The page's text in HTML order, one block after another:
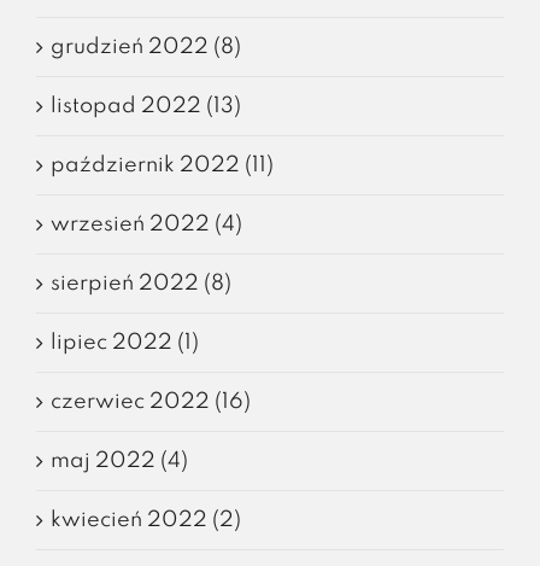
grudzień 2022 (8)
listopad 2022 (13)
październik 2022 (11)
wrzesień 2022 (4)
sierpień 2022 (8)
lipiec 2022 (1)
czerwiec 2022 (16)
maj 2022 (4)
kwiecień 2022 (2)